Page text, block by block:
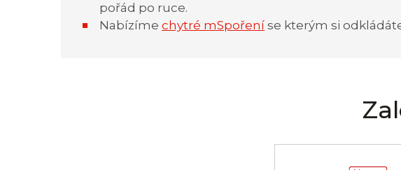
pořád po ruce.
Nabízímechytré mSpoření se kterým si